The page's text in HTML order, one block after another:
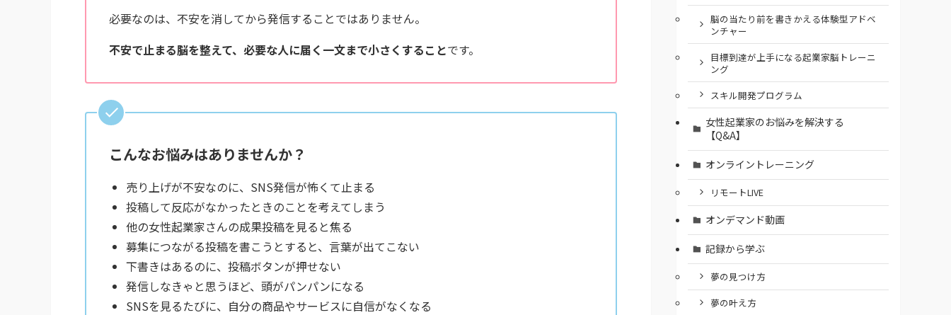
必要なのは、不安を消してから発信することではありません。
不安で止まる脳を整えて、必要な人に届く一文まで小さくすることです。
こんなお悩みはありませんか？
売り上げが不安なのに、SNS発信が怖くて止まる
投稿して反応がなかったときのことを考えてしまう
他の女性起業家さんの成果投稿を見ると焦る
募集につながる投稿を書こうとすると、言葉が出てこない
下書きはあるのに、投稿ボタンが押せない
発信しなきゃと思うほど、頭がパンパンになる
SNSを見るたびに、自分の商品やサービスに自信がなくなる
脳の当たり前を書きかえる体験型アドベ
ンチャー
⽬標到達が上⼿になる起業家脳トレーニ
ング
スキル開発プログラム
女性起業家のお悩みを解決する
【Q&A】
オンライントレーニング
リモートLIVE
オンデマンド動画
記録から学ぶ
夢の見つけ方
夢の叶え方